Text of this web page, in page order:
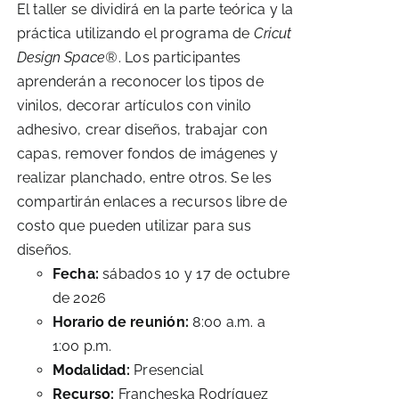
El taller se dividirá en la parte teórica y la
práctica utilizando el programa de Cricut
Design Space®. Los participantes
aprenderán a reconocer los tipos de
vinilos, decorar artículos con vinilo
adhesivo, crear diseños, trabajar con
capas, remover fondos de imágenes y
realizar planchado, entre otros. Se les
compartirán enlaces a recursos libre de
costo que pueden utilizar para sus
diseños.
Fecha: sábados 10 y 17 de octubre
de 2026
Horario de reunión: 8:00 a.m. a
1:00 p.m.
Modalidad: Presencial
Recurso: Francheska Rodríguez